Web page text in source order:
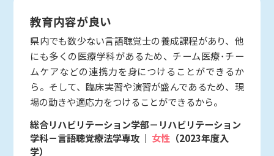
教育内容が良い
県内でも数少ない言語聴覚士の養成課程があり、他
にも多くの医療学科があるため、チーム医療･チー
ムケアなどの連携力を身につけることができるか
ら。そして、臨床実習や演習が盛んであるため、現
場の動きや適応力をつけることができるから。
総合リハビリテーション学部－リハビリテーション
学科－言語聴覚療法学専攻
女性 （2023年度入
学）